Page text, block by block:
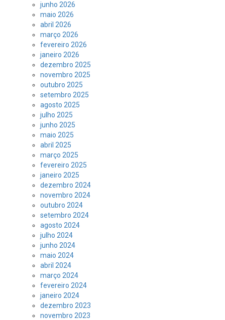
junho 2026
maio 2026
abril 2026
março 2026
fevereiro 2026
janeiro 2026
dezembro 2025
novembro 2025
outubro 2025
setembro 2025
agosto 2025
julho 2025
junho 2025
maio 2025
abril 2025
março 2025
fevereiro 2025
janeiro 2025
dezembro 2024
novembro 2024
outubro 2024
setembro 2024
agosto 2024
julho 2024
junho 2024
maio 2024
abril 2024
março 2024
fevereiro 2024
janeiro 2024
dezembro 2023
novembro 2023